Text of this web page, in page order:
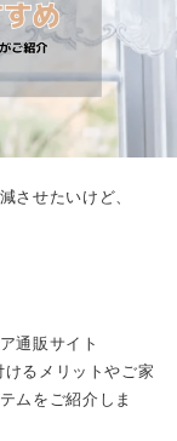
させたいけど、
通販サイト
けるメリットやご家
ムをご紹介しま